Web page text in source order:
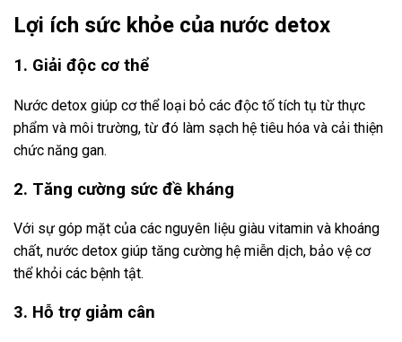
Lợi ích sức khỏe của nước detox
1. Giải độc cơ thể
Nước detox giúp cơ thể loại bỏ các độc tố tích tụ từ thực
phẩm và môi trường, từ đó làm sạch hệ tiêu hóa và cải thiện
chức năng gan.
2. Tăng cường sức đề kháng
Với sự góp mặt của các nguyên liệu giàu vitamin và khoáng
chất, nước detox giúp tăng cường hệ miễn dịch, bảo vệ cơ
thể khỏi các bệnh tật.
3. Hỗ trợ giảm cân